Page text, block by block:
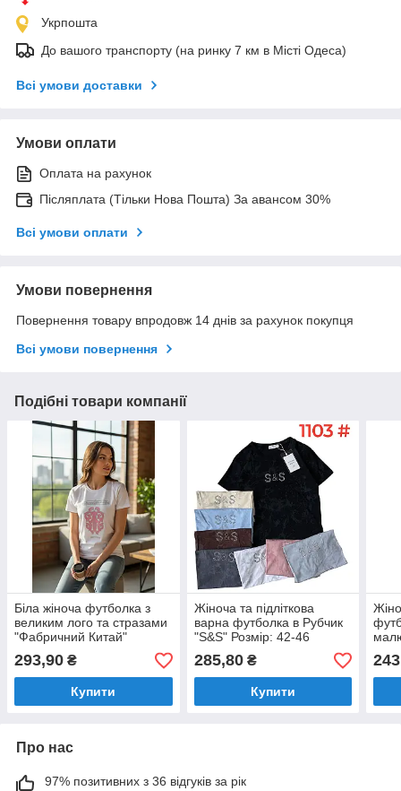
Укрпошта
До вашого транспорту (на ринку 7 км в Місті Одеса)
Всі умови доставки
Умови оплати
Оплата на рахунок
Післяплата (Тільки Нова Пошта) За авансом 30%
Всі умови оплати
Умови повернення
Повернення товару впродовж 14 днів за рахунок покупця
Всі умови повернення
Подібні товари компанії
Біла жіноча футболка з
великим лого та стразами
"Фабричний Китай"
Розмір: 46-50 (416-1)
293,90 ₴
Купити
Жіноча та підліткова
варна футболка в Рубчик
"S&S" Розмір: 42-46
(54166)
285,80₴
Купити
243
Про нас
97% позитивних з 36 відгуків за рік